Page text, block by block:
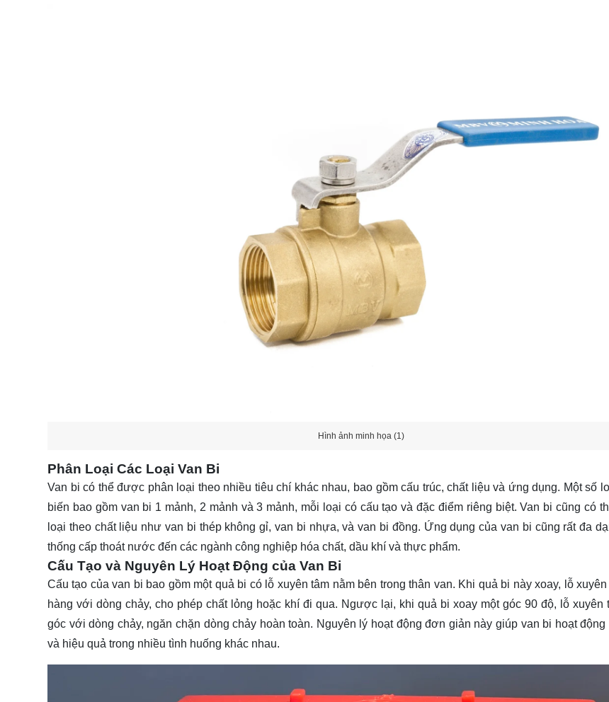
Hình ảnh minh họa (1)
Phân Loại Các Loại Van Bi
Van bi có thể được phân loại theo nhiều tiêu chí khác nhau, bao gồm cấu trúc, chất liệu và ứng dụng. Một số
biến bao gồm van bi 1 mảnh, 2 mảnh và 3 mảnh, mỗi loại có cấu tạo và đặc điểm riêng biệt. Van bi cũng có
loại theo chất liệu như van bi thép không gỉ, van bi nhựa, và van bi đồng. Ứng dụng của van bi cũng rất đa
thống cấp thoát nước đến các ngành công nghiệp hóa chất, dầu khí và thực phẩm.
Cấu Tạo và Nguyên Lý Hoạt Động của Van Bi
Cấu tạo của van bi bao gồm một quả bi có lỗ xuyên tâm nằm bên trong thân van. Khi quả bi này xoay, lỗ xuyên
hàng với dòng chảy, cho phép chất lỏng hoặc khí đi qua. Ngược lại, khi quả bi xoay một góc 90 độ, lỗ xuyên
góc với dòng chảy, ngăn chặn dòng chảy hoàn toàn. Nguyên lý hoạt động đơn giản này giúp van bi hoạt động
và hiệu quả trong nhiều tình huống khác nhau.